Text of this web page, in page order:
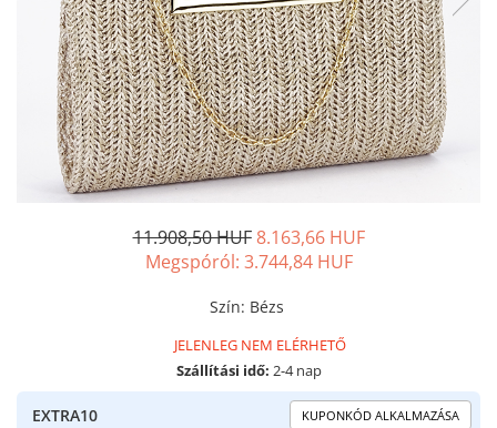
11.908,50 HUF 8.163,66 HUF
Megspóról: 3.744,84 HUF
Szín: Bézs
JELENLEG NEM ELÉRHETŐ
Szállítási idő: 2-4 nap
EXTRA10 KUPONKÓD ALKALMAZÁSA